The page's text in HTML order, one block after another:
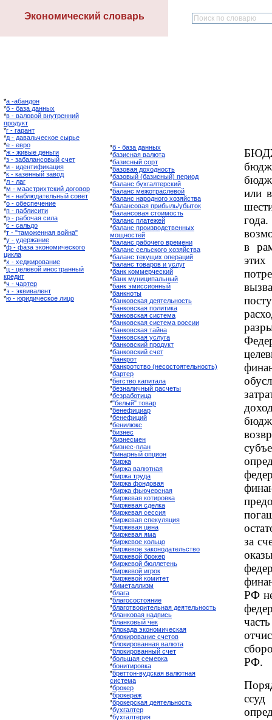
Экономический словарь
*а -абандон
*б - база данных
*в - валовой внутренний
продукт
*г - гарант
*д - давальческое сырье
*е - евро
*ж - живые деньги
*з - забалансовый счет
*и - идентификация
*к - казенный завод
*л - лаг
*м - маастрихтский договор
*н - наблюдательный совет
*о - обеспечение
*п - паблисити
*р - рабочая сила
*с - сальдо
*т - "таможенная война"
*у - удержание
*ф - фаза экономического
цикла
*х - хеджирование
*ц - целевой иностранный
кредит
*ч - чартер
*э - эквивалент
*ю - юридическое лицо
*б - база данных
*базисная валюта
*базисный сорт
*базовая доходность
*базовый (базисный) период
*баланс бухгалтерский
*баланс межотраслевой
*баланс народного хозяйства
*балансовая прибыль/убыток
*балансовая стоимость
*баланс платежей
*баланс производственных
мощностей
*баланс рабочего времени
*баланс сельского хозяйства
*баланс текущих операций
*баланс товаров и услуг
*банк коммерческий
*банк муниципальный
*банк эмиссионный
*банкноты
*банковская деятельность
*банковская политика
*банковская система
*банковская система россии
*банковская тайна
*банковская услуга
*банковский продукт
*банковский счет
*банкрот
*банкротство (несостоятельность)
*бартер
*бегство капитала
*безналичный расчеты
*безработица
*"белый" товар
*бенефициар
*бенефиций
*бенилюкс
*бизнес
*бизнесмен
*бизнес-план
*бинарный опцион
*биржа
*биржа валютная
*биржа труда
*биржа фондовая
*биржа фьючерсная
*биржевая котировка
*биржевая сделка
*биржевая сессия
*биржевая спекуляция
*биржевая цена
*биржевая яма
*биржевое кольцо
*биржевое законодательство
*биржевой брокер
*биржевой бюллетень
*биржевой игрок
*биржевой комитет
*биметаллизм
*блага
*благосостояние
*благотворительная деятельность
*бланковая надпись
*бланковый чек
*блокада экономическая
*блокирование счетов
*блокированная валюта
*блокированный счет
*большая семерка
*бонитировка
*бреттон-вудская валютная
система
*брокер
*брокераж
*брокерская деятельность
*бухгалтер
*бухгалтерия
или
в
за
РФ
РФ.